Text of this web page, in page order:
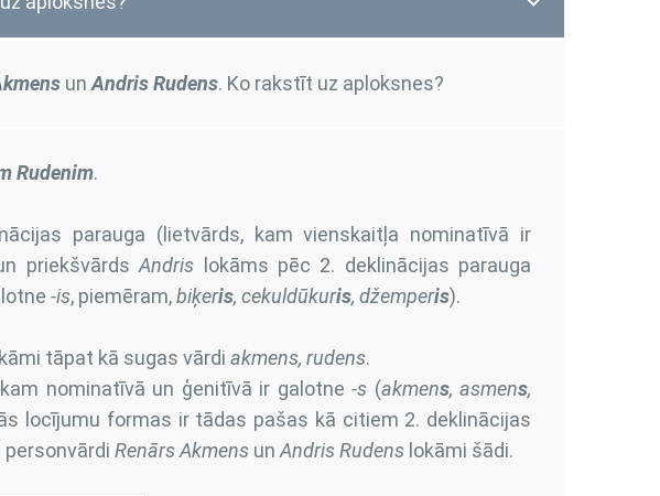
un Andris Rudens. Ko rakstīt uz aploksnes?
Rudenim.
parauga (lietvārds, kam vienskaitļa nominatīvā ir
priekšvārdsAndris lokāms pēc 2. deklinācijas parauga
-is, piemēram,biķeris, cekuldūkuris, džemperis).
tāpat kā sugas vārdi akmens, rudens.
nominatīvā un ģenitīvā ir galotne -s (akmens, asmens,
locījumu formas ir tādas pašas kā citiem 2. deklinācijas
Renārs Akmens un Andris Rudenslokāmi šādi.